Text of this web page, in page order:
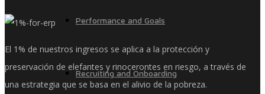
Performance and Goals
Recruiting and Onboarding
El 1% de nuestros ingresos se aplica a la protección y
preservación de elefantes y rinocerontes en riesgo, a través de
una estrategia que se basa en el alivio de la pobreza.